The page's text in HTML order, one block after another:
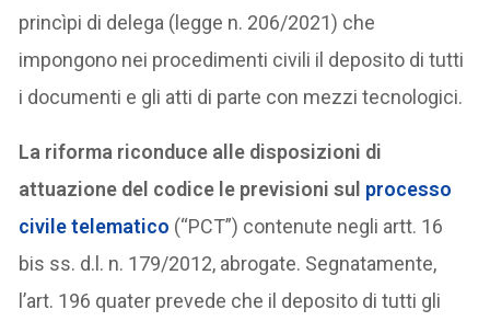
princìpi di delega (legge n. 206/2021) che
impongono nei procedimenti civili il deposito di tutti
i documenti e gli atti di parte con mezzi tecnologici.
La riforma riconduce alle disposizioni di
attuazione del codice le previsioni sul processo
civile telematico (“PCT”) contenute negli artt. 16
bis ss. d.l. n. 179/2012, abrogate. Segnatamente,
l’art. 196 quater prevede che il deposito di tutti gli